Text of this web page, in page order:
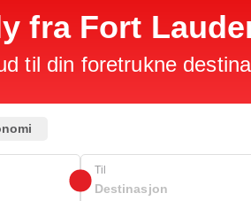
fra Fort
til din foretrukne
Til